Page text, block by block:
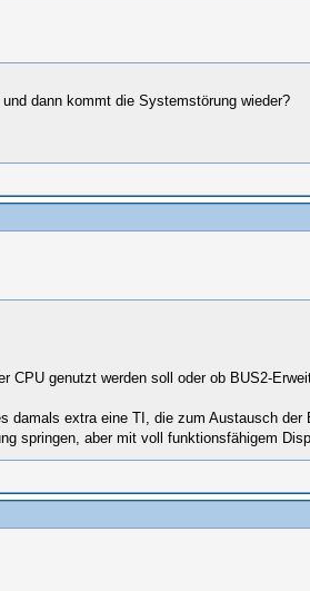
dann kommt die Systemstörung wieder?
genutzt werden soll oder ob BUS2-
damals extra eine TI, die zum Austausch der
springen, aber mit voll funktionsfähigem